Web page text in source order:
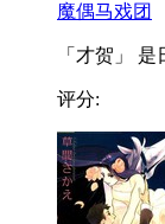
魔偶马戏团
「才贺」
评分: